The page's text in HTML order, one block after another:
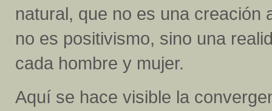
natural, que no es una creación
no es positivismo, sino una
cada hombre y mujer.
Aquí se hace visible la